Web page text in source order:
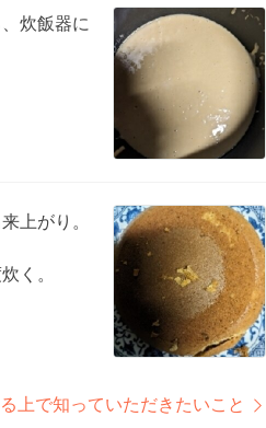
炊飯器に
上がり。
く。
上で知っていただきたいこと